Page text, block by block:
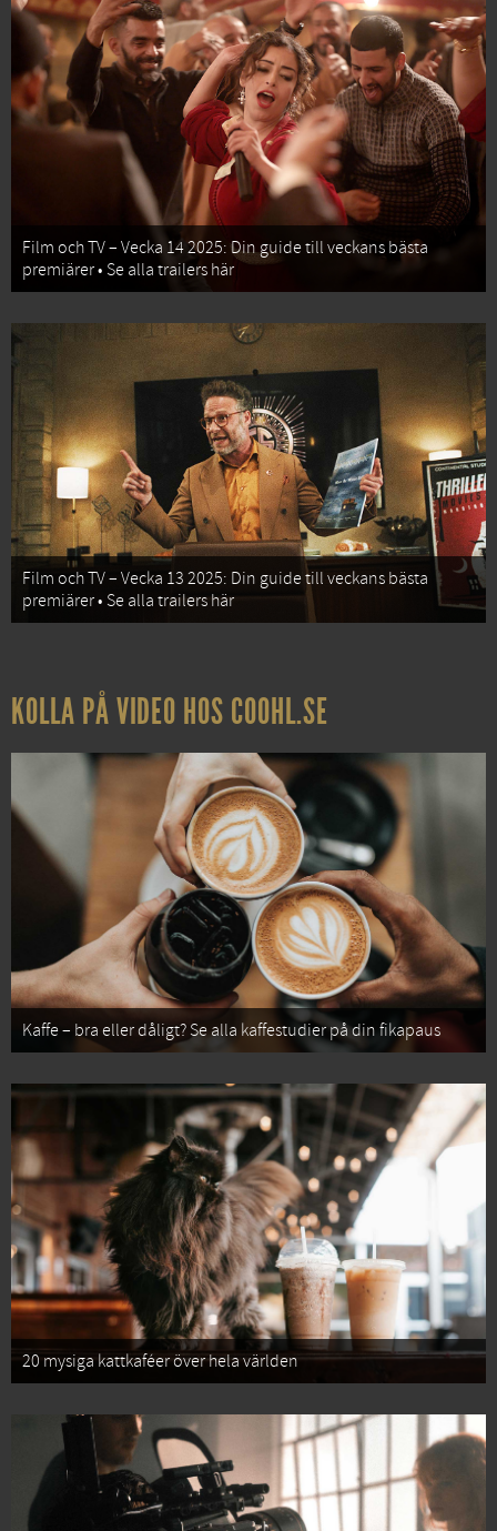
Film och TV – Vecka 14 2025: Din guide till veckans bästa
premiärer • Se alla trailers här
Film och TV – Vecka 13 2025: Din guide till veckans bästa
premiärer • Se alla trailers här
KOLLA PÅ VIDEO HOS COOHL.SE
Kaffe – bra eller dåligt? Se alla kaffestudier på din fikapaus
20 mysiga kattkaféer över hela världen